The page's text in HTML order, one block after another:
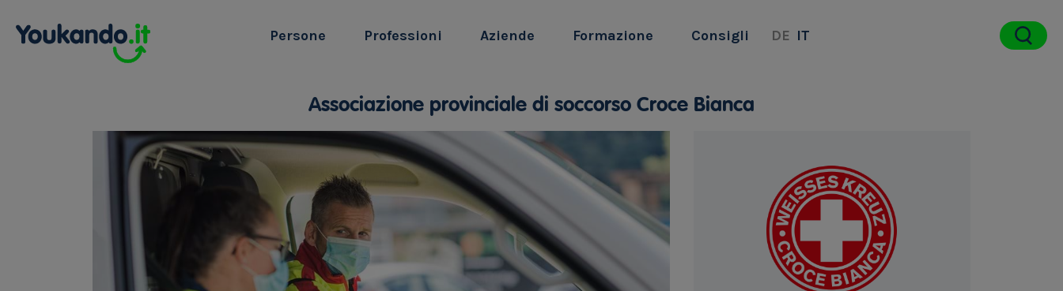
Persone Professioni Aziende Formazione Consigli DE IT
Associazione provinciale di soccorso Croce Bianca